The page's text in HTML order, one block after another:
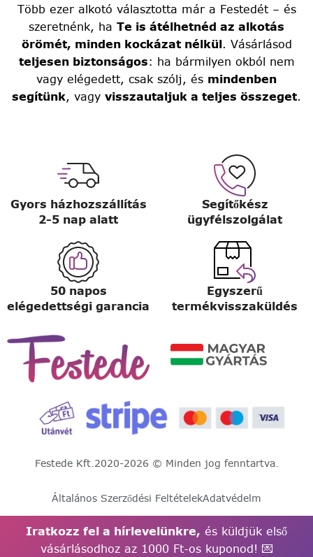
Több ezer alkotó választotta már a Festedét – és
szeretnénk, ha Te is átélhetnéd az alkotás
örömét, minden kockázat nélkül. Vásárlásod
teljesen biztonságos: ha bármilyen okból nem
vagy elégedett, csak szólj, és mindenben
segítünk, vagy visszautaljuk a teljes összeget.
Gyors házhozszállítás
2-5 nap alatt
Segítőkész
ügyfélszolgálat
50 napos
elégedettségi garancia
Egyszerű
termékvisszaküldés
Festede Kft.2020-2026 © Minden jog fenntartva.
Általános Szerződési FeltételekAdatvédelm
Iratkozz fel a hírlevelünkre, és küldjük első
vásárlásodhoz az 1000 Ft-os kuponod! 💌